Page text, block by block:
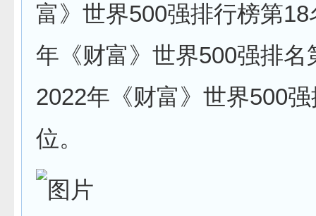
富》世界500强排行榜第18
年《财富》世界500强排名
2022年《财富》世界500
位。